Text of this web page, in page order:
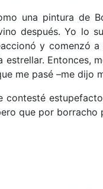
una pintura de
después. Yo lo
y comenzó
estrellar. Entonces,
me pasé –me dijo
contesté
que por